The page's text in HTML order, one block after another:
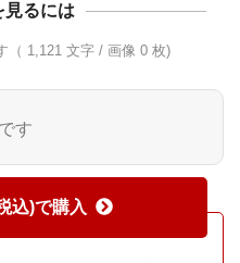
見るには
（ 1,121 文字 / 画像 0 枚)
す
込)で購入